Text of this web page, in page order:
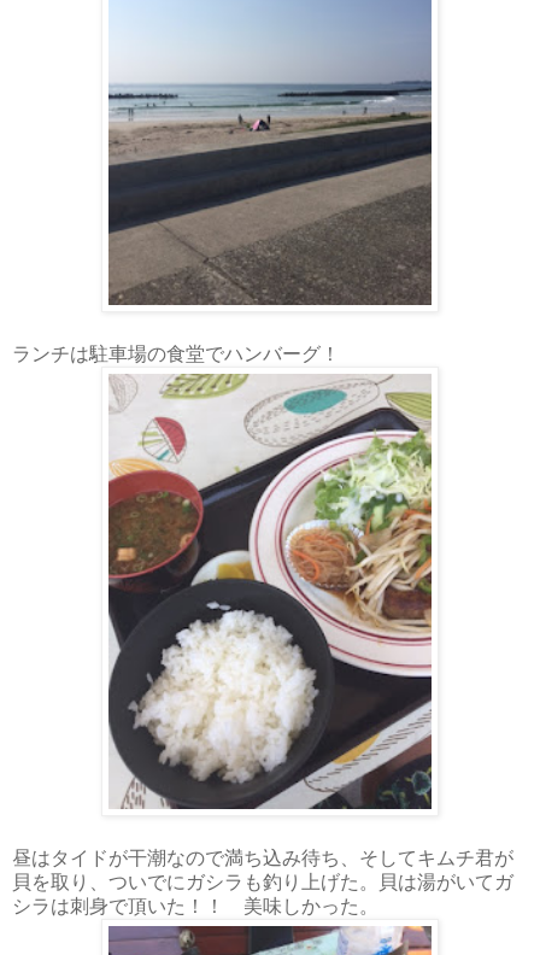
ランチは駐車場の食堂でハンバーグ！
昼はタイドが干潮なので満ち込み待ち、そしてキムチ君が
貝を取り、ついでにガシラも釣り上げた。貝は湯がいてガ
シラは刺身で頂いた！！ 美味しかった。